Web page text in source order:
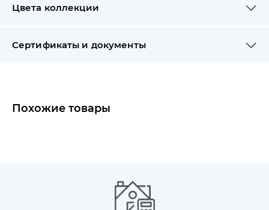
Цвета коллекции
Сертификаты и документы
Похожие товары